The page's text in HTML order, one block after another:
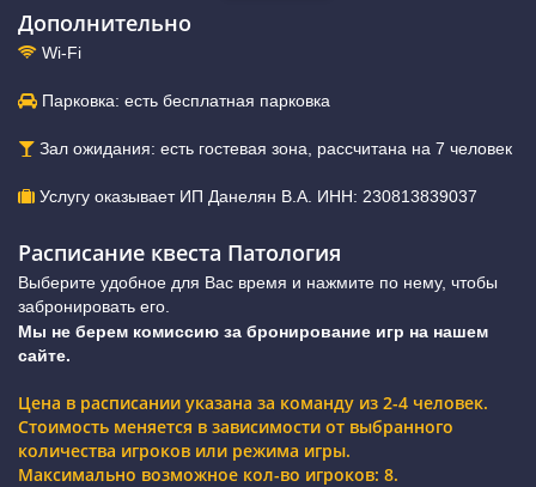
Дополнительно
Wi-Fi
Парковка: есть бесплатная парковка
Зал ожидания: есть гостевая зона, рассчитана на 7 человек
Услугу оказывает ИП Данелян В.А. ИНН: 230813839037
Расписание квеста Патология
Выберите удобное для Вас время и нажмите по нему, чтобы
забронировать его.
Мы не берем комиссию за бронирование игр на нашем
сайте.
Цена в расписании указана за команду из 2-4 человек.
Стоимость меняется в зависимости от выбранного
количества игроков или режима игры.
Максимально возможное кол-во игроков: 8.